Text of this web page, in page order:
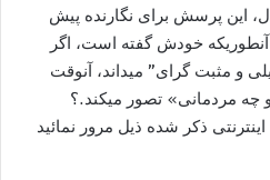
این پرسش برای نگارنده پیش
آنطوریکه خودش گفته است، اگر
و مثبت گرای” میداند، آنوقت
چه مردمانی» تصور میکند.؟
ذکر شده ذیل مرور نمائید